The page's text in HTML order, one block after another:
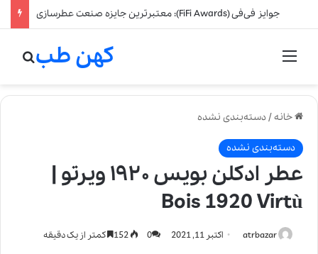
جوایز فی‌فی (FiFi Awards): معتبرترین جایزه صنعت عطرسازی
منو کهن طب
خانه/دسته‌بندی نشده
دسته‌بندی نشده
عطر ادکلن بویس ۱۹۲۰ ویرتو |
Bois 1920 Virtù
atrbazar اکتبر 11, 2021 0 کمتر از یک دقیقه